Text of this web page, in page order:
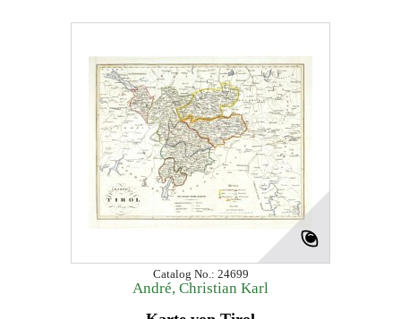
Catalog No.: 24699
André, Christian Karl